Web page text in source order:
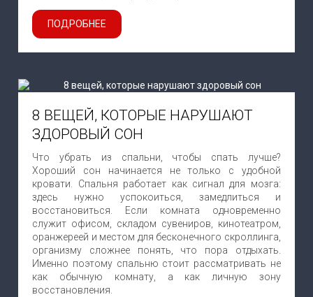
ПОДРОБНЕЕ
8 ВЕЩЕЙ, КОТОРЫЕ НАРУШАЮТ
ЗДОРОВЫЙ СОН
Что убрать из спальни, чтобы спать лучше?
Хороший сон начинается не только с удобной
кровати. Спальня работает как сигнал для мозга:
здесь нужно успокоиться, замедлиться и
восстановиться. Если комната одновременно
служит офисом, складом сувениров, кинотеатром,
оранжереей и местом для бесконечного скроллинга,
организму сложнее понять, что пора отдыхать.
Именно поэтому спальню стоит рассматривать не
как обычную комнату, а как личную зону
восстановления.